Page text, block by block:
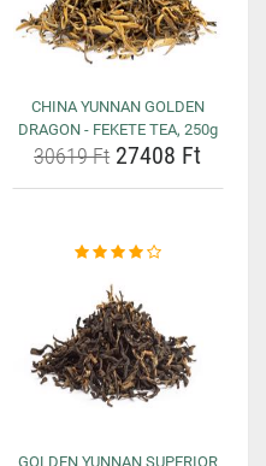
CHINA YUNNAN GOLDEN
DRAGON - FEKETE TEA, 250g
30619 Ft27408 Ft
GOLDEN YUNNAN SUPERIOR